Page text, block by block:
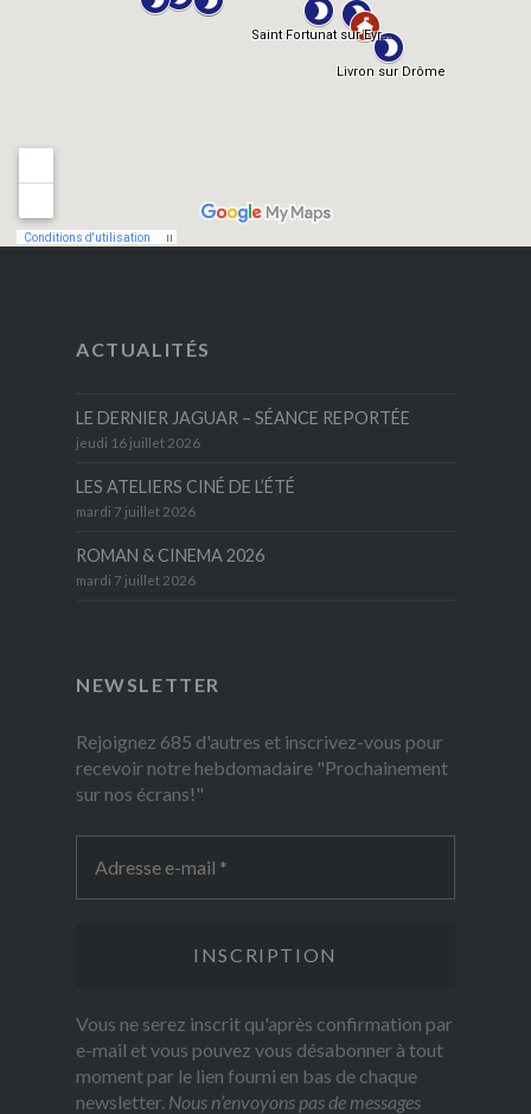
ACTUALITÉS
LE DERNIER JAGUAR – SÉANCE REPORTÉE
jeudi 16 juillet 2026
LES ATELIERS CINÉ DE L’ÉTÉ
mardi 7 juillet 2026
ROMAN & CINEMA 2026
mardi 7 juillet 2026
NEWSLETTER
Rejoignez 685 d'autres et inscrivez-vous pour
recevoir notre hebdomadaire "Prochainement
sur nos écrans!"
Vous ne serez inscrit qu'après confirmation par
e-mail et vous pouvez vous désabonner à tout
moment par le lien fourni en bas de chaque
newsletter. Nous n’envoyons pas de messages